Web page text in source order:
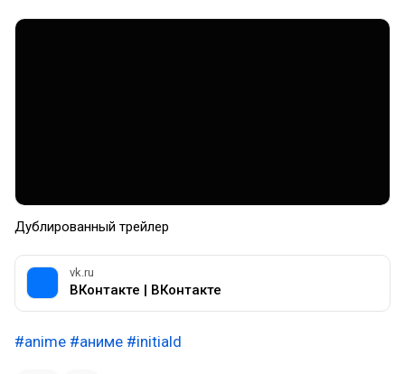
Дублированный трейлер
vk.ru
ВКонтакте | ВКонтакте
#anime #аниме #initiald